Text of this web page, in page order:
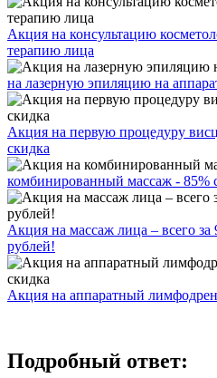
Акция на консультацию
терапию лица
на лазерную эпиляцию на
Акция на первую процедуру
скидка
комбинированный массаж - 85%
Акция на массаж лица – всего за
рублей!
Акция на аппаратный
Подробный ответ: